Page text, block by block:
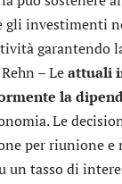
gli investimenti
garantendo
– Leattuali
la
Le
per riunione e
un tasso di